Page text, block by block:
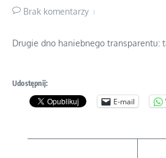
Brak komentarzy
Drugie dno haniebnego transparentu:
Udostępnij:
E-mail